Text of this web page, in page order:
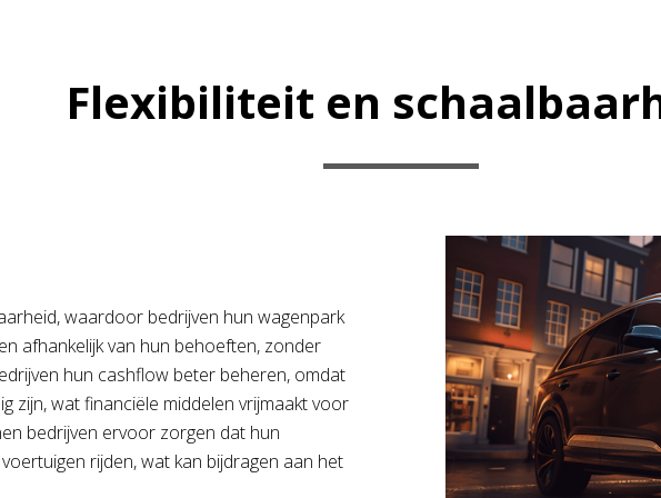
Flexibiliteit en
waardoor bedrijven hun wagenpark
afhankelijk van hun behoeften, zonder
hun cashflow beter beheren, omdat
zijn, wat financiële middelen vrijmaakt voor
bedrijven ervoor zorgen dat hun
rijden, wat kan bijdragen aan het